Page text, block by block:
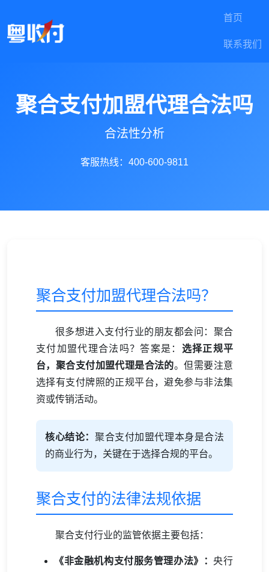
首页
联系我们
聚合支付加盟代理合法吗
合法性分析
客服热线：400-600-9811
聚合支付加盟代理合法吗？
很多想进入支付行业的朋友都会问：聚合
支付加盟代理合法吗？答案是： 选择正规平
台，聚合支付加盟代理是合法的。但需要注意
选择有支付牌照的正规平台，避免参与非法集
资或传销活动。
核心结论： 聚合支付加盟代理本身是合法
的商业行为，关键在于选择合规的平台。
聚合支付的法律法规依据
聚合支付行业的监管依据主要包括：
《非金融机构支付服务管理办法》：央行